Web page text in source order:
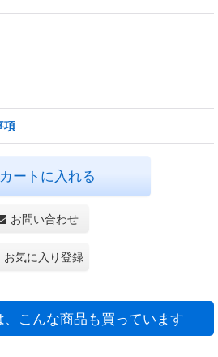
項
カートに入れる
お問い合わせ
お気に入り登録
こんな商品も買っています